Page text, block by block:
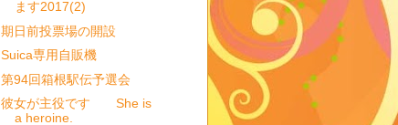
ます2017(2)
期日前投票場の開設
Suica専用自販機
第94回箱根駅伝予選会
彼女が主役です She is
a heroine.